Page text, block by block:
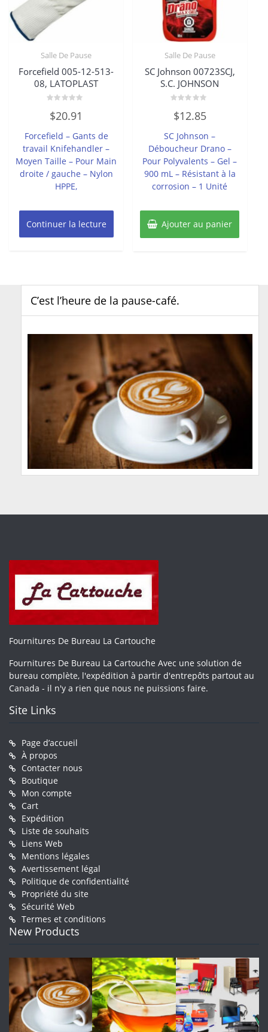
Salle De Pause
Forcefield 005-12-513-
08, LATOPLAST
0
sur
$20.91
Forcefield – Gants de
travail Knifehandler –
Moyen Taille – Pour Main
droite / gauche – Nylon
HPPE,
Continuer la lecture
Salle De Pause
SC Johnson 00723SCJ,
S.C. JOHNSON
0
sur
$12.85
SC Johnson –
Déboucheur Drano –
Pour Polyvalents – Gel –
900 mL – Résistant à la
corrosion – 1 Unité
Ajouter au panier
C’est l’heure de la pause-café.
Fournitures De Bureau La Cartouche
Fournitures De Bureau La Cartouche Avec une solution de
bureau complète, l'expédition à partir d'entrepôts partout au
Canada - il n'y a rien que nous ne puissions faire.
Site Links
Page d’accueil
À propos
Contacter nous
Boutique
Mon compte
Cart
Expédition
Liste de souhaits
Liens Web
Mentions légales
Avertissement légal
Politique de confidentialité
Propriété du site
Sécurité Web
Termes et conditions
New Products